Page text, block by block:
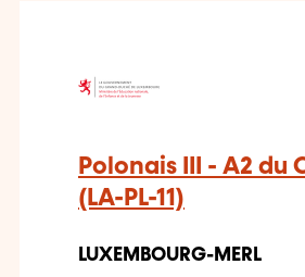
Polonais III - A2 du
(LA-PL-11)
LUXEMBOURG-MERL